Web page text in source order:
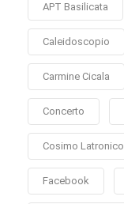
APT Basilicata
Caleidoscopio
Carmine Cicala
Concerto
Cosimo Latronico
Facebook